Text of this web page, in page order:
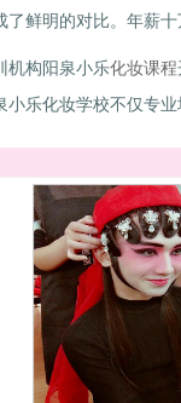
了鲜明的对比。年薪
机构阳泉小乐化妆课程
乐化妆学校不仅专